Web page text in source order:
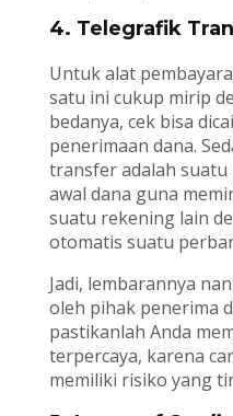
4. Telegrafik
Untuk alat
satu ini cukup mirip
bedanya, cek bisa
penerimaan dana.
transfer adalah
awal dana guna
suatu rekening lain
otomatis suatu
Jadi, lembarannya
oleh pihak penerima
pastikanlah Anda
terpercaya, karena
memiliki risiko yang